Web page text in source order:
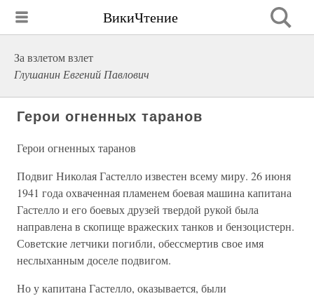
ВикиЧтение
За взлетом взлет
Глушанин Евгений Павлович
Герои огненных таранов
Герои огненных таранов
Подвиг Николая Гастелло известен всему миру. 26 июня
1941 года охваченная пламенем боевая машина капитана
Гастелло и его боевых друзей твердой рукой была
направлена в скопище вражеских танков и бензоцистерн.
Советские летчики погибли, обессмертив свое имя
неслыханным доселе подвигом.
Но у капитана Гастелло, оказывается, были